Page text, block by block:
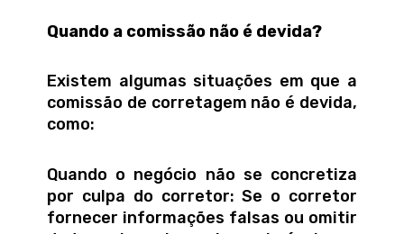
Quando a comissão não é devida?
Existem algumas situações em que a
comissão de corretagem não é devida,
como:
Quando o negócio não se concretiza
por culpa do corretor: Se o corretor
fornecer informações falsas ou omitir